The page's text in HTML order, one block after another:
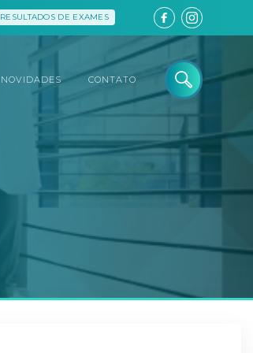
RESULTADOS DE EXAMES
NOVIDADES CONTATO